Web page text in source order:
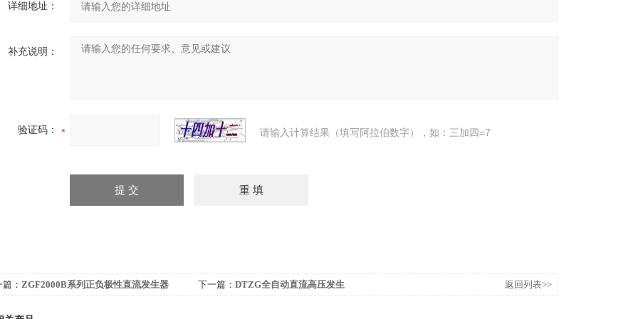
详细地址：
补充说明：
验证码： 请输入计算结果（填写阿拉伯数字），如：三加四=7
： ZGF2000B系列正负极性直流发生器 下一篇： DTZG全自动直流高压发生 返回列表>>